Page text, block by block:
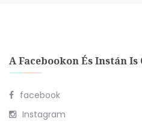
A Facebookon És Instán
facebook
Instagram